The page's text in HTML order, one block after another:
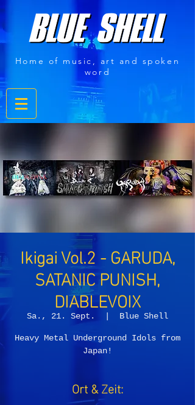
Home of music, art and spoken
word
Ikigai Vol.2 - GARUDA,
SATANIC PUNISH,
DIABLEVOIX
Sa., 21. Sept. Blue Shell
Heavy Metal Underground Idols from
Japan!
Ort & Zeit: